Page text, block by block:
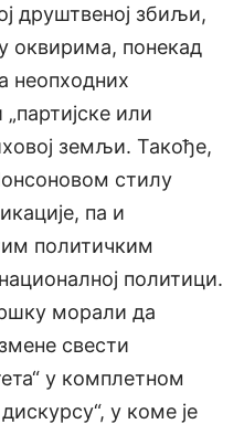
друштвеној збиљи,
оквирима, понекад
неопходних
или
земљи. Такође,
стилу
па и
политичким
политици.
морали да
свести
у комплетном
у коме је